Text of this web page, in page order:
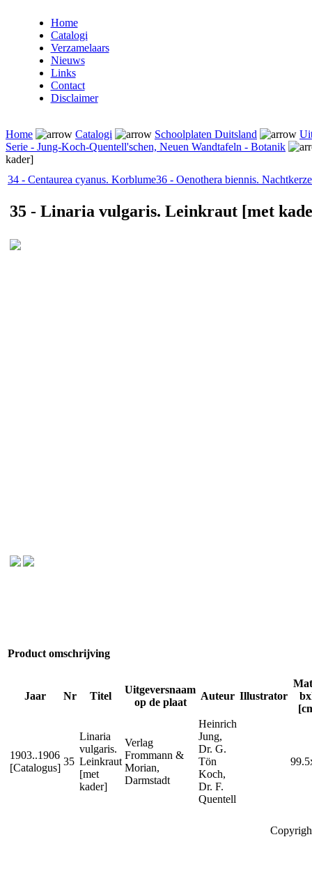
Home
Catalogi
Verzamelaars
Nieuws
Links
Contact
Disclaimer
Home Catalogi Schoolplaten Duitsland
Serie - Jung-Koch-Quentell'schen, Neuen Wandtafeln - Botanik
kader]
34 - Centaurea cyanus. Korblume36 - Oenothera biennis. Nachtkerze
35 - Linaria vulgaris. Leinkraut [met
Product omschrijving
Jaar Nr Titel
Uitgeversnaam
op de plaat
Auteur Illustrator
1903..1906
[Catalogus]
35
Linaria
vulgaris.
Leinkraut
[met
kader]
Verlag
Frommann &
Morian,
Darmstadt
Heinrich
Jung,
Dr. G.
Tön
Koch,
Dr. F.
Quentell